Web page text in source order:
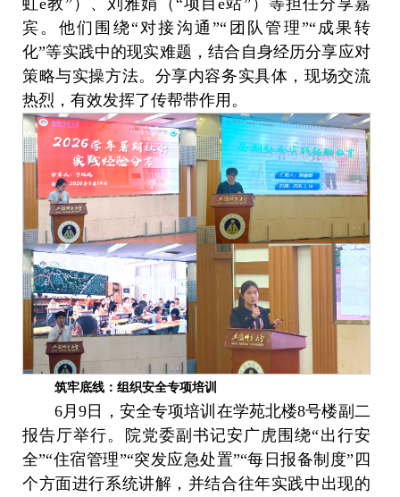
宾。他们围绕“对接沟通”“团队管理”“成果转
化”等实践中的现实难题，结合自身经历分享应对
策略与实操方法。分享内容务实具体，现场交流
热烈，有效发挥了传帮带作用。
筑牢底线：组织安全专项培训
6月9日，安全专项培训在学苑北楼8号楼副二
报告厅举行。院党委副书记安广虎围绕“出行安
全”“住宿管理”“突发应急处置”“每日报备制度”四
个方面进行系统讲解，并结合往年实践中出现的